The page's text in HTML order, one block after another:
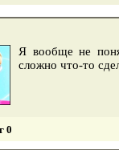
Я вообще не
сложно что-то
0